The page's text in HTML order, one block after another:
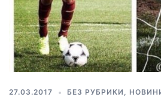
27.03.2017 БЕЗ РУБРИКИ ,